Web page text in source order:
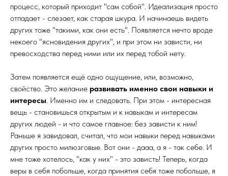
процесс, который приходит "сам собой". Идеализация просто
отпадает - слезает, как старая шкура. И начинаешь видеть
других тоже "такими, как они есть". Появляется нечто вроде
некоего "ясновидения других", и при этом ни зависти, ни
превосходства перед ними или их перед тобой нету.
Затем появляется ещё одно ощущение, или, возможно,
свойство. Это желание развивать именно свои навыки и
интересы. Именно им и следовать. При этом - интересная
вещь - становишься открытым и к навыкам и интересам
других людей - и что самое главное: без зависти к ним!
Раньше я завидовал, считал, что мои навыки перед навыками
других просто милюзговые. Вот они - дааа, а я - так себе. И
мне тоже хотелось, "как у них" - это зависть! Теперь, когда
веры в себя побольше, когда принятия себя тоже побольше, я